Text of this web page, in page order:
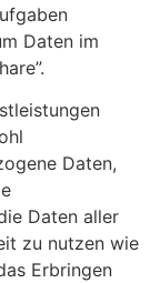
Daten im
Daten,
Daten aller
zu nutzen wie
Erbringen